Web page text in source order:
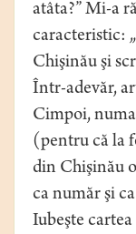
atâta?” Mi-a
caracteristic:
Chişinău şi
Într-adevăr,
Cimpoi,
(pentru că la
din Chişinău
ca număr şi
Iubeşte